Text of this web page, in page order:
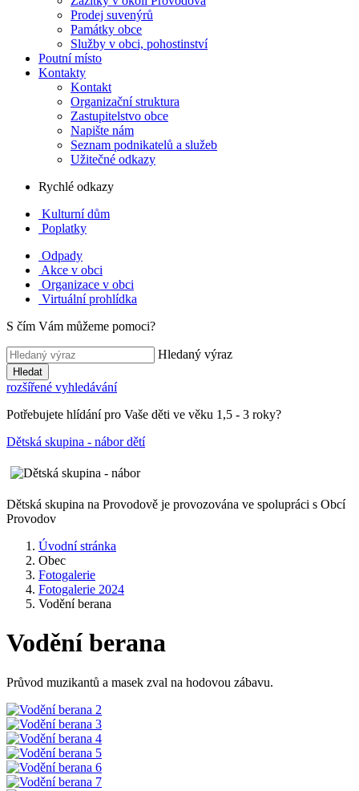
Prodej suvenýrů
Památky obce
Služby v obci, pohostinství
Poutní místo
Kontakty
Kontakt
Organizační struktura
Zastupitelstvo obce
Napište nám
Seznam podnikatelů a služeb
Užitečné odkazy
Rychlé odkazy
Kulturní dům
Poplatky
Odpady
Akce v obci
Organizace v obci
Virtuální prohlídka
S čím Vám můžeme pomoci?
Hledaný výraz
Hledat
rozšířené vyhledávání
Potřebujete hlídání pro Vaše děti ve věku 1,5 - 3 roky?
Dětská skupina - nábor dětí
Dětská skupina na Provodově je provozována ve spolupráci s Obcí
Provodov
Úvodní stránka
Obec
Fotogalerie
Fotogalerie 2024
Vodění berana
Vodění berana
Průvod muzikantů a masek zval na hodovou zábavu.